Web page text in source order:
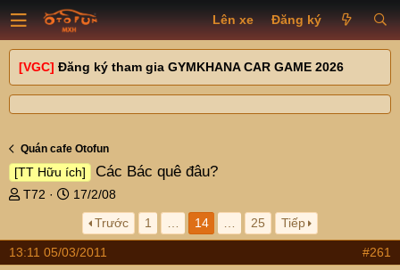
Lên xe Đăng ký
[VGC] Đăng ký tham gia GYMKHANA CAR GAME 2026
Quán cafe Otofun
[TT Hữu ích] Các Bác quê đâu?
T
e
a
T72
N
y
g
17/2/08
Trước
1 14 25 Tiếp
13:11 05/03/2011 #261